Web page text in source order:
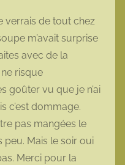
verrais de tout chez
m’avait surprise
avec de la
ne risque
goûter vu que je n’ai
c’est dommage.
pas mangées le
peu. Mais le soir oui
Merci pour la